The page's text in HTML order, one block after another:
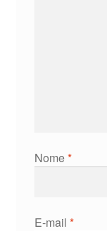
Nome*
E-mail *